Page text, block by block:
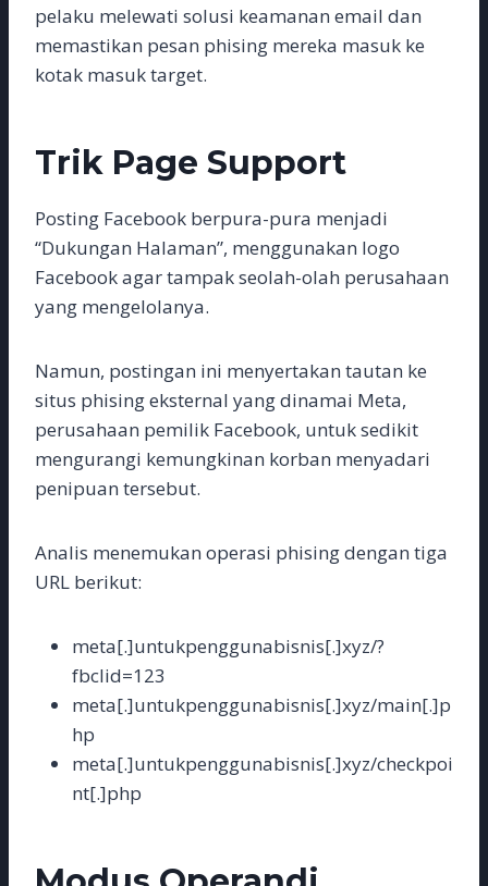
pelaku melewati solusi keamanan email dan
memastikan pesan phising mereka masuk ke
kotak masuk target.
Trik Page Support
Posting Facebook berpura-pura menjadi
“Dukungan Halaman”, menggunakan logo
Facebook agar tampak seolah-olah perusahaan
yang mengelolanya.
Namun, postingan ini menyertakan tautan ke
situs phising eksternal yang dinamai Meta,
perusahaan pemilik Facebook, untuk sedikit
mengurangi kemungkinan korban menyadari
penipuan tersebut.
Analis menemukan operasi phising dengan tiga
URL berikut:
meta[.]untukpenggunabisnis[.]xyz/?
fbclid=123
meta[.]untukpenggunabisnis[.]xyz/main[.]p
hp
meta[.]untukpenggunabisnis[.]xyz/checkpoi
nt[.]php